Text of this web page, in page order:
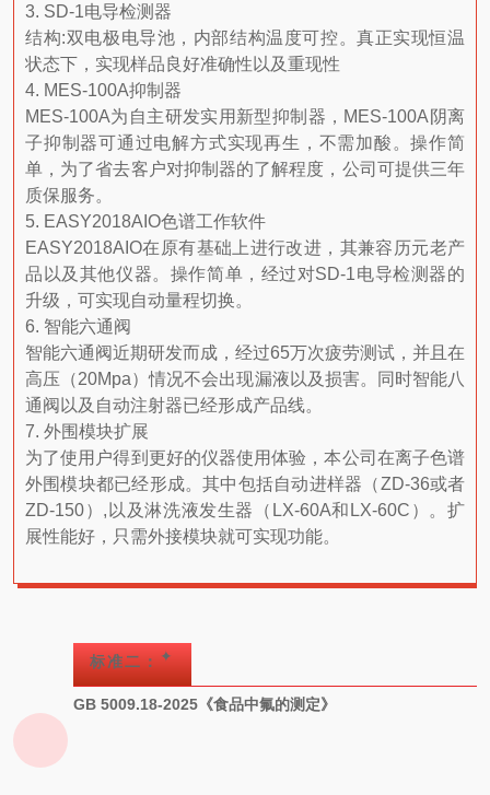
3. SD-1电导检测器
结构:双电极电导池，内部结构温度可控。真正实现恒温
状态下，实现样品良好准确性以及重现性
4. MES-100A抑制器
MES-100A为自主研发实用新型抑制器，MES-100A阴离
子抑制器可通过电解方式实现再生，不需加酸。操作简
单，为了省去客户对抑制器的了解程度，公司可提供三年
质保服务。
5. EASY2018AIO色谱工作软件
EASY2018AIO在原有基础上进行改进，其兼容历元老产
品以及其他仪器。操作简单，经过对SD-1电导检测器的
升级，可实现自动量程切换。
6. 智能六通阀
智能六通阀近期研发而成，经过65万次疲劳测试，并且在
高压（20Mpa）情况不会出现漏液以及损害。同时智能八
通阀以及自动注射器已经形成产品线。
7. 外围模块扩展
为了使用户得到更好的仪器使用体验，本公司在离子色谱
外围模块都已经形成。其中包括自动进样器（ZD-36或者
ZD-150）,以及淋洗液发生器（LX-60A和LX-60C）。扩
展性能好，只需外接模块就可实现功能。
标准二： ✦
GB 5009.18-2025《食品中氟的测定》